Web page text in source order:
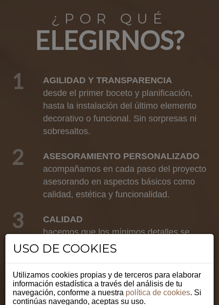
¿POR QUÉ
ELEGIRNOS?
1
AGILIDAD Y TRANSPARENCIA
desde el primer boceto y planificación,
hasta la instalación del último elemento
decorativo o funcional. Sin sorpresas ni
sobresaltos.
2
ASESORAMIENTO PERSONALIZADO
acompañamos en cada paso del proyecto
asesorando en aspectos básicos como
calidad, estética y funcionalidad.
3
CALIDAD
hacemos que los mínimos detalles se
conviertan en procesos calculados para
realidad palpable y duradera.
4
EXPERIENCIA
USO DE COOKIES
Utilizamos cookies propias y de terceros para elaborar
información estadística a través del análisis de tu
navegación, conforme a nuestra política de cookies. Si
continúas navegando, aceptas su uso.